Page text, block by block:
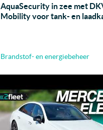
AquaSecurity in zee met
Mobility voor tank- en
Brandstof- en energiebeheer